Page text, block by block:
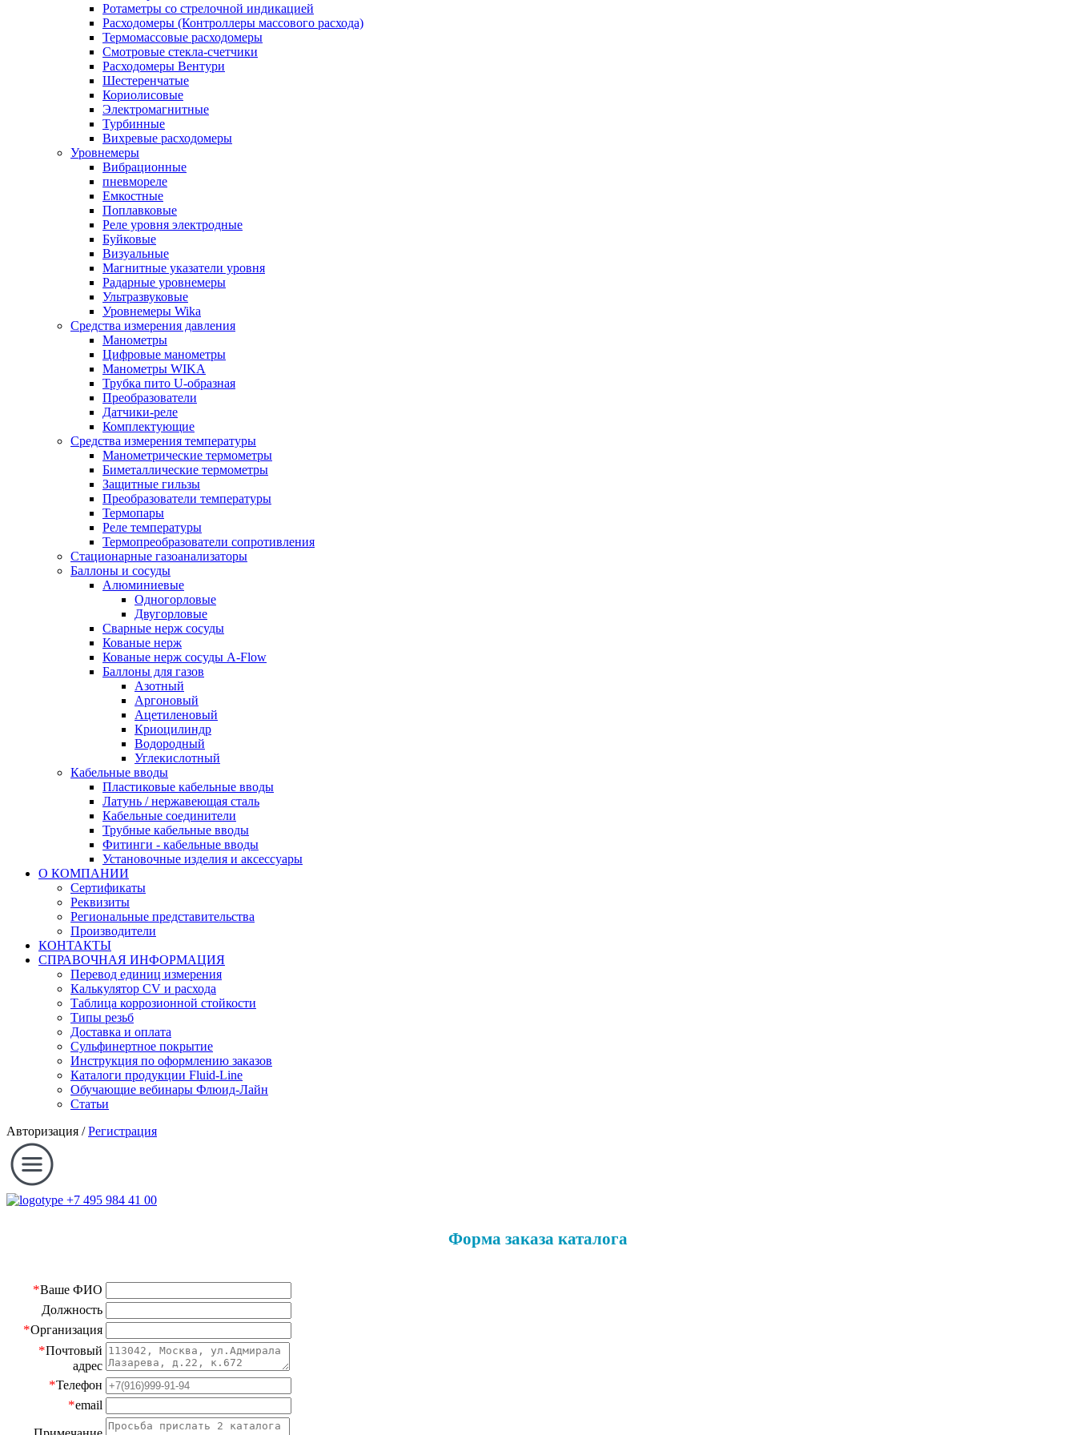
Ротаметры со стрелочной индикацией
Расходомеры (Контроллеры массового расхода)
Термомассовые расходомеры
Смотровые стекла-счетчики
Расходомеры Вентури
Шестеренчатые
Кориолисовые
Электромагнитные
Турбинные
Вихревые расходомеры
Уровнемеры
Вибрационные
пневмореле
Емкостные
Поплавковые
Реле уровня электродные
Буйковые
Визуальные
Магнитные указатели уровня
Радарные уровнемеры
Ультразвуковые
Уровнемеры Wika
Средства измерения давления
Манометры
Цифровые манометры
Манометры WIKA
Трубка пито U-образная
Преобразователи
Датчики-реле
Комплектующие
Средства измерения температуры
Манометрические термометры
Биметаллические термометры
Защитные гильзы
Преобразователи температуры
Термопары
Реле температуры
Термопреобразователи сопротивления
Стационарные газоанализаторы
Баллоны и сосуды
Алюминиевые
Одногорловые
Двугорловые
Сварные нерж сосуды
Кованые нерж
Кованые нерж сосуды A-Flow
Баллоны для газов
Азотный
Аргоновый
Ацетиленовый
Криоцилиндр
Водородный
Углекислотный
Кабельные вводы
Пластиковые кабельные вводы
Латунь / нержавеющая сталь
Кабельные соединители
Трубные кабельные вводы
Фитинги - кабельные вводы
Установочные изделия и аксессуары
О КОМПАНИИ
Сертификаты
Реквизиты
Региональные представительства
Производители
КОНТАКТЫ
СПРАВОЧНАЯ ИНФОРМАЦИЯ
Перевод единиц измерения
Калькулятор CV и расхода
Таблица коррозионной стойкости
Типы резьб
Доставка и оплата
Сульфинертное покрытие
Инструкция по оформлению заказов
Каталоги продукции Fluid-Line
Обучающие вебинары Флюид-Лайн
Статьи
Авторизация /Регистрация
+7 495 984 41 00
Форма заказа каталога
*Ваше ФИО
Должность
*Организация
*Почтовый
адрес
*Телефон
*email